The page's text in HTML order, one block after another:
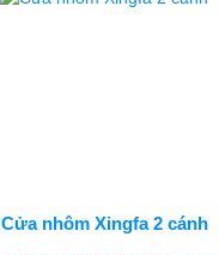
Cửa nhôm Xingfa 2 cánh